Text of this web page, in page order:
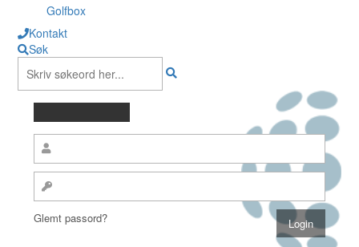
Golfbox
Kontakt
Søk
Glemt passord?